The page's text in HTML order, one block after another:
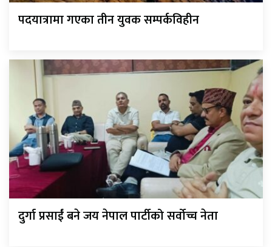
पदयात्रामा गएका तीन युवक सम्पर्कविहीन
दुर्गा प्रसाईं बने जय नेपाल पार्टीको सर्वोच्च नेता